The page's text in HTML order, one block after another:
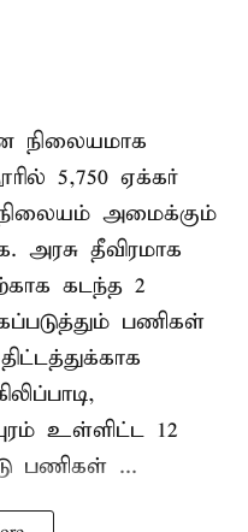
நிலையமாக
5,750 ஏக்கர்
நிலையம் அமைக்கும்
அரசு தீவிரமாக
கடந்த 2
பணிகள்
உள்ளிட்ட 12
பணிகள் ...